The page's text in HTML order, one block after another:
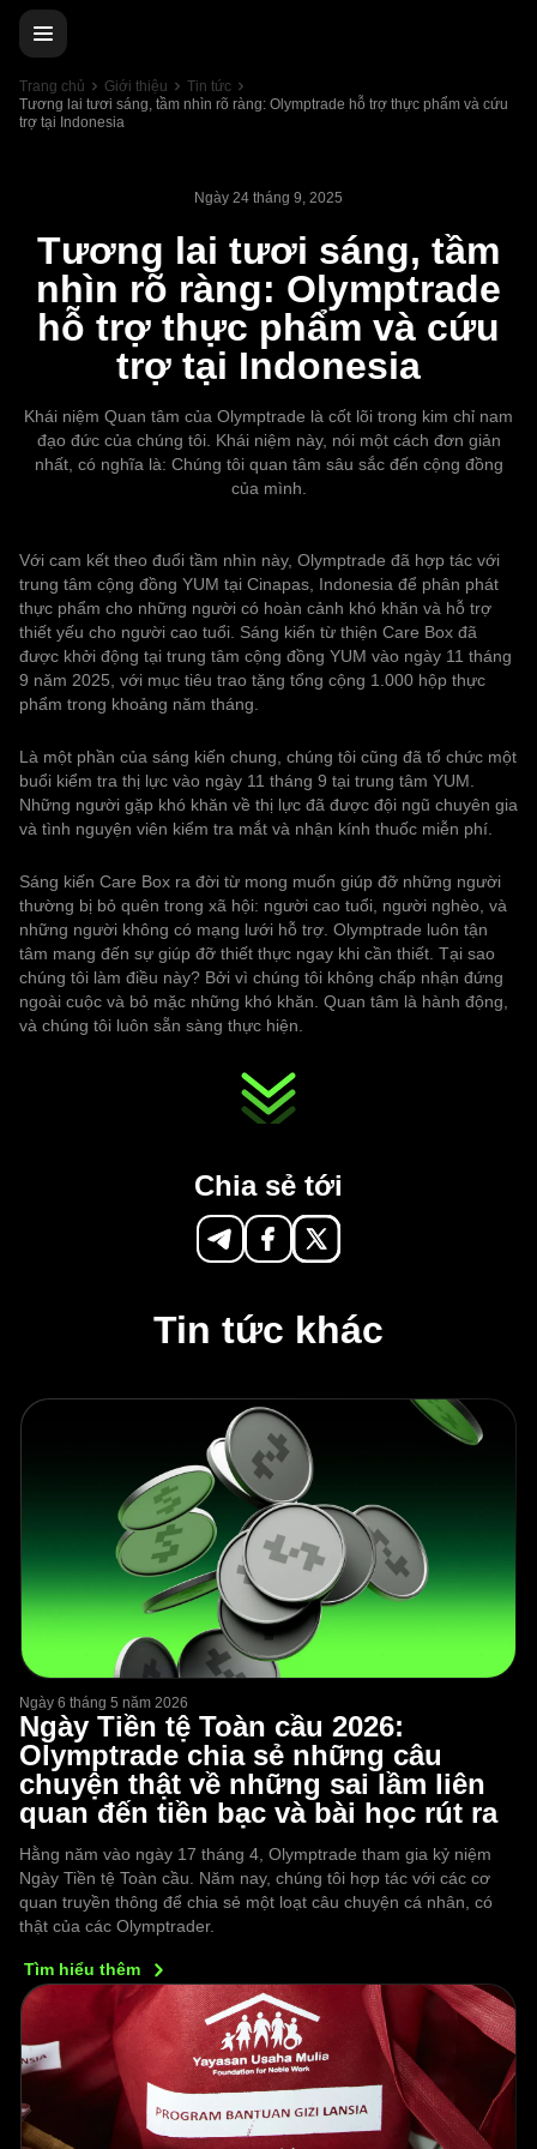
Trang chủ Giới thiệu
Tin tức
Tương lai tươi sáng, tầm nhìn rõ ràng: Olymptrade hỗ trợ thực phẩm và cứu
trợ tại Indonesia
Ngày 24 tháng 9, 2025
Tương lai tươi sáng, tầm
nhìn rõ ràng: Olymptrade
hỗ trợ thực phẩm và cứu
trợ tại Indonesia
Khái niệm Quan tâm của Olymptrade là cốt lõi trong kim chỉ nam
đạo đức của chúng tôi. Khái niệm này, nói một cách đơn giản
nhất, có nghĩa là: Chúng tôi quan tâm sâu sắc đến cộng đồng
của mình.
Với cam kết theo đuổi tầm nhìn này, Olymptrade đã hợp tác với
trung tâm cộng đồng YUM tại Cinapas, Indonesia để phân phát
thực phẩm cho những người có hoàn cảnh khó khăn và hỗ trợ
thiết yếu cho người cao tuổi. Sáng kiến ‌‌từ thiện Care Box đã
được khởi động tại trung tâm cộng đồng YUM vào ngày 11 tháng
9 năm 2025, với mục tiêu trao tặng tổng cộng 1.000 hộp thực
phẩm trong khoảng năm tháng.
Là một phần của sáng kiến chung, chúng tôi cũng đã tổ chức một
buổi kiểm tra thị lực vào ngày 11 tháng 9 tại trung tâm YUM.
Những người gặp khó khăn về thị lực đã được đội ngũ chuyên gia
và tình nguyện viên kiểm tra mắt và nhận kính thuốc miễn phí.
Sáng kiến ‌‌Care Box ra đời từ mong muốn giúp đỡ những người
thường bị bỏ quên trong xã hội: người cao tuổi, người nghèo, và
những người không có mạng lưới hỗ trợ. Olymptrade luôn tận
tâm mang đến sự giúp đỡ thiết thực ngay khi cần thiết. Tại sao
chúng tôi làm điều này? Bởi vì chúng tôi không chấp nhận đứng
ngoài cuộc và bỏ mặc những khó khăn. Quan tâm là hành động,
và chúng tôi luôn sẵn sàng thực hiện.
Chia sẻ tới
Tin tức khác
Ngày 6 tháng 5 năm 2026
Ngày Tiền tệ Toàn cầu 2026:
Olymptrade chia sẻ những câu
chuyện thật về những sai lầm liên
quan đến tiền bạc và bài học rút ra
Hằng năm vào ngày 17 tháng 4, Olymptrade tham gia kỷ niệm
Ngày Tiền tệ Toàn cầu. Năm nay, chúng tôi hợp tác với các cơ
quan truyền thông để chia sẻ một loạt câu chuyện cá nhân, có
thật của các Olymptrader.
Tìm hiểu thêm